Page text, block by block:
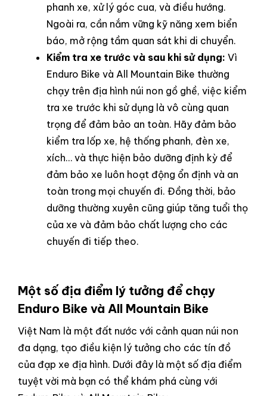
phanh xe, xử lý góc cua, và điều hướng.
Ngoài ra, cần nắm vững kỹ năng xem biển
báo, mở rộng tầm quan sát khi di chuyển.
Kiểm tra xe trước và sau khi sử dụng: Vì
Enduro Bike và All Mountain Bike thường
chạy trên địa hình núi non gồ ghề, việc kiểm
tra xe trước khi sử dụng là vô cùng quan
trọng để đảm bảo an toàn. Hãy đảm bảo
kiểm tra lốp xe, hệ thống phanh, đèn xe,
xích… và thực hiện bảo dưỡng định kỳ để
đảm bảo xe luôn hoạt động ổn định và an
toàn trong mọi chuyến đi. Đồng thời, bảo
dưỡng thường xuyên cũng giúp tăng tuổi thọ
của xe và đảm bảo chất lượng cho các
chuyến đi tiếp theo.
Một số địa điểm lý tưởng để chạy
Enduro Bike và All Mountain Bike
Việt Nam là một đất nước với cảnh quan núi non
đa dạng, tạo điều kiện lý tưởng cho các tín đồ
của đạp xe địa hình. Dưới đây là một số địa điểm
tuyệt vời mà bạn có thể khám phá cùng với